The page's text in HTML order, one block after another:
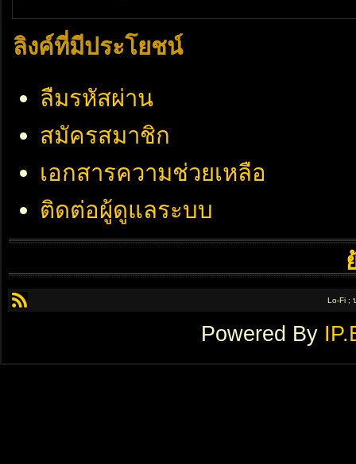
ลิงค์ที่มีประโยชน์
ลืมรหัสผ่าน
สมัครสมาชิก
เอกสารความช่วยเหลือ
ติดต่อผู้ดูแลระบบ
Lo-Fi ;
Powered By